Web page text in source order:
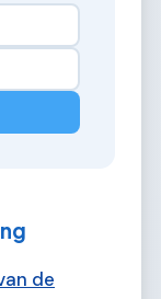
de